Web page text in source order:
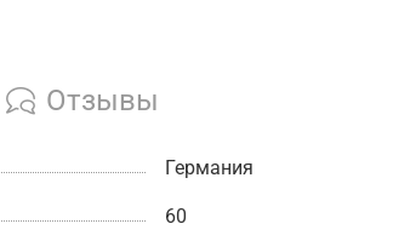
Отзывы
Германия
60